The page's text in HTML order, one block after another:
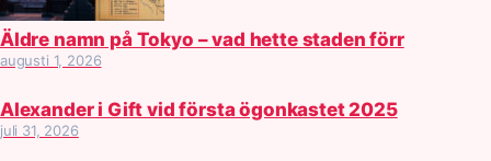
Äldre namn på Tokyo – vad hette staden förr
augusti 1, 2026
Alexander i Gift vid första ögonkastet 2025
juli 31, 2026